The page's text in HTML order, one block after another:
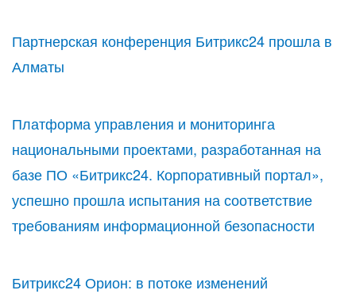
Партнерская конференция Битрикс24 прошла в
Алматы
Платформа управления и мониторинга
национальными проектами, разработанная на
базе ПО «Битрикс24. Корпоративный портал»,
успешно прошла испытания на соответствие
требованиям информационной безопасности
Битрикс24 Орион: в потоке изменений